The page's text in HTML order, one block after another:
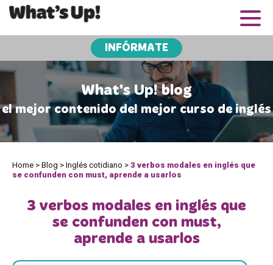
INFÓRMATE
What's Up! blog
el mejor contenido del mejor curso de inglés
Home > Blog > Inglés cotidiano > 3 verbos modales en inglés que
se confunden con must, aprende a usarlos
3 verbos modales en inglés que
se confunden con must,
aprende a usarlos